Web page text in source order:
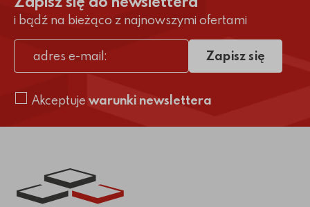
i bądź na bieżąco z najnowszymi ofertami
adres e-mail
Akceptuje warunki newslettera
Zapisz się
Link do strony głównej